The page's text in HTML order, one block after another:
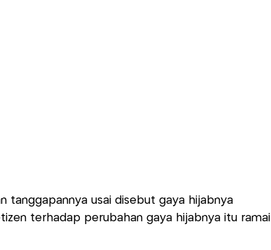
tanggapannya usai disebut gaya hijabnya
terhadap perubahan gaya hijabnya itu ramai